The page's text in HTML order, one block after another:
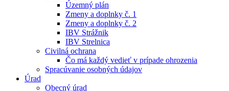
Územný plán
Zmeny a doplnky č. 1
Zmeny a doplnky č. 2
IBV Strážnik
IBV Strelnica
Civilná ochrana
Čo má každý vedieť v prípade ohrozenia
Spracúvanie osobných údajov
Úrad
Obecný úrad